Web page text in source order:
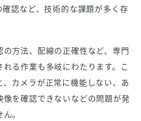
認など、技術的な課題が多く存
方法、配線の正確性など、専門
る作業も多岐にわたります。こ
カメラが正常に機能しない、あ
像を確認できないなどの問題が発
。